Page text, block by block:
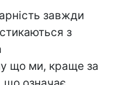
завжди
з
що ми, краще за